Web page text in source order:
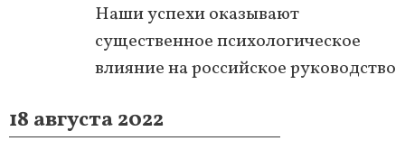
Наши успехи оказывают
существенное психологическое
влияние на российское руководство
18 августа 2022